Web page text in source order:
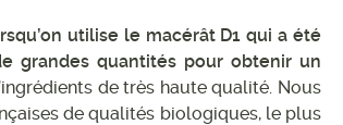
utilise le macérât D1 qui a été
grandes quantités pour obtenir un
de très haute qualité. Nous
de qualités biologiques, le plus